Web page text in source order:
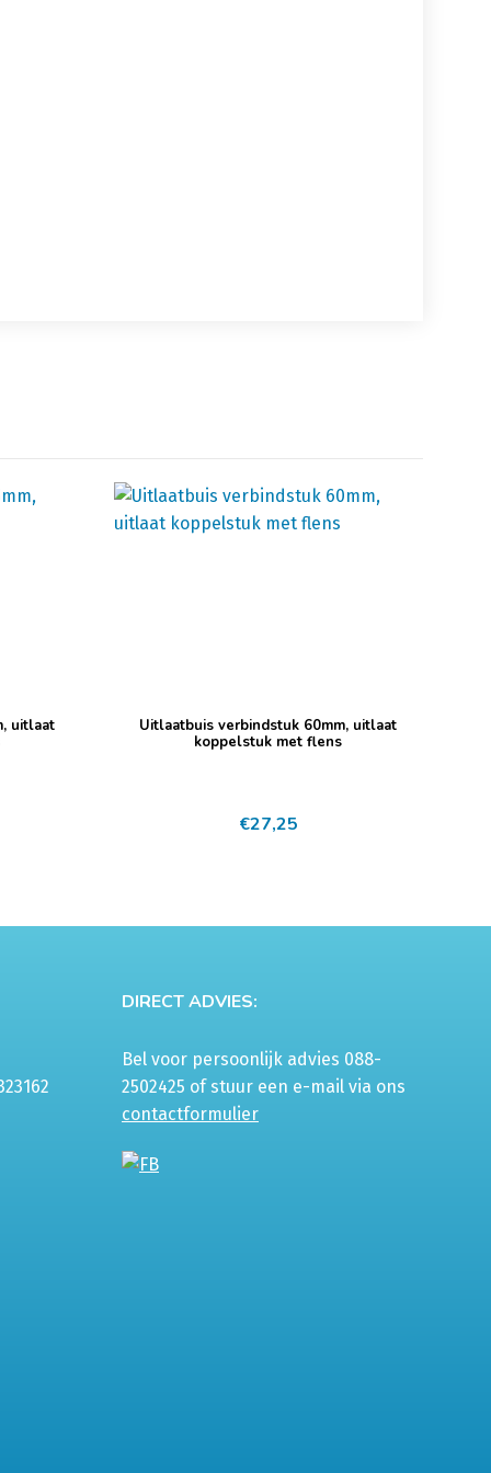
uitlaat
Uitlaatbuis verbindstuk 60mm, uitlaat
koppelstuk met flens
€27,25
DIRECT ADVIES:
Bel voor persoonlijk advies 088-
2502425 of stuur een e-mail via ons
contactformulier